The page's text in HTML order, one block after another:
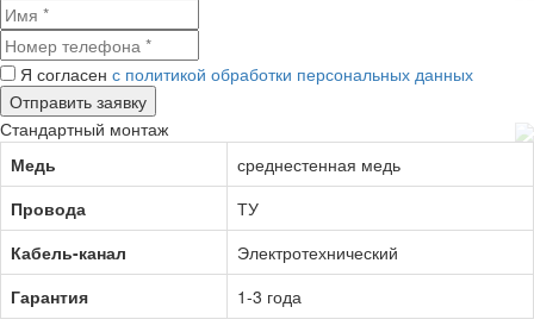
Я согласен с политикой обработки персональных данных
Стандартный монтаж
Медь
среднестенная медь
Провода
ТУ
Кабель-канал
Электротехнический
Гарантия
1-3 года